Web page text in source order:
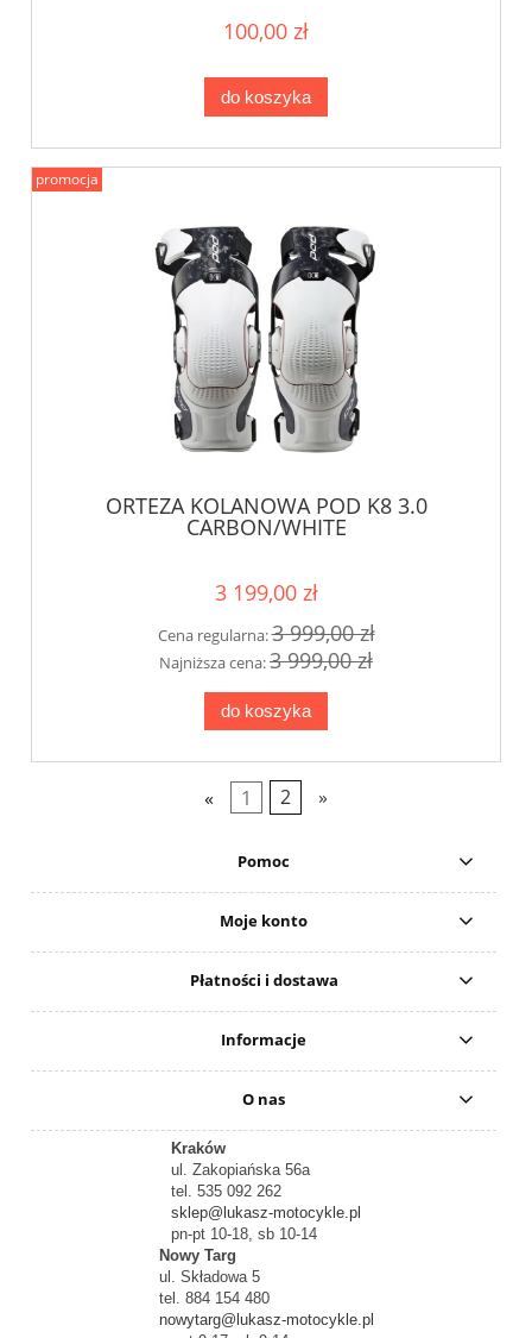
100,00 zł
do koszyka
ORTEZA KOLANOWA POD K8 3.0
CARBON/WHITE
3 199,00 zł
Cena regularna:3 999,00 zł
Najniższa cena:3 999,00 zł
do koszyka
promocja
« 1 2 »
Pomoc
Moje konto
Płatności i dostawa
Informacje
O nas
Kraków
ul. Zakopiańska 56a
tel. 535 092 262
sklep@lukasz-motocykle.pl
pn-pt 10-18, sb 10-14
Nowy Targ
ul. Składowa 5
tel. 884 154 480
nowytarg@lukasz-motocykle.pl